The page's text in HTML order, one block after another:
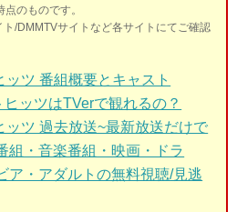
のものです。
/DMMTVサイトなど各サイトにてご確認
ツ 番組概要とキャスト
ッツはTVerで観れるの？
ッツ 過去放送~最新放送だけで
組・音楽番組・映画・ドラ
ア・アダルトの無料視聴/見逃